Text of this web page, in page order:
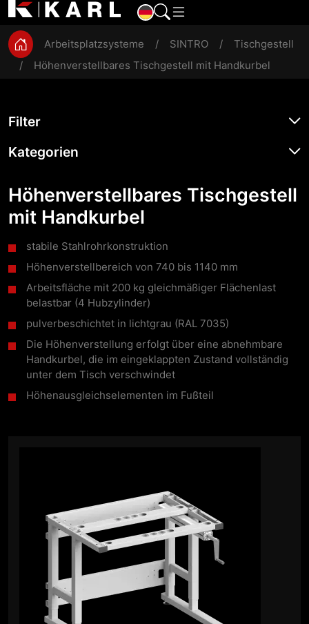
Montage
Magazine
ESD
Werkbänke
Arbeitsplatzsysteme
SINTRO
Tischgestell
Höhenverstellbares Tischgestell mit Handkurbel
Filter
Kategorien
Höhenverstellbares Tischgestell
mit Handkurbel
stabile Stahlrohrkonstruktion
Höhenverstellbereich von 740 bis 1140 mm
Arbeitsfläche mit 200 kg gleichmäßiger Flächenlast
belastbar (4 Hubzylinder)
pulverbeschichtet in lichtgrau (RAL 7035)
Die Höhenverstellung erfolgt über eine abnehmbare
Handkurbel, die im eingeklappten Zustand vollständig
unter dem Tisch verschwindet
Höhenausgleichselementen im Fußteil